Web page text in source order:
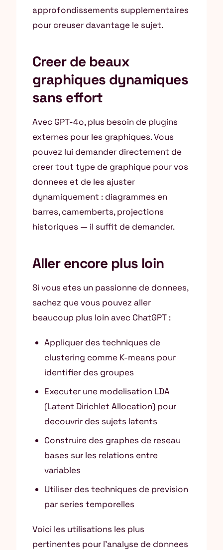
approfondissements supplementaires
pour creuser davantage le sujet.
Creer de beaux
graphiques dynamiques
sans effort
Avec GPT-4o, plus besoin de plugins
externes pour les graphiques. Vous
pouvez lui demander directement de
creer tout type de graphique pour vos
donnees et de les ajuster
dynamiquement : diagrammes en
barres, camemberts, projections
historiques — il suffit de demander.
Aller encore plus loin
Si vous etes un passionne de donnees,
sachez que vous pouvez aller
beaucoup plus loin avec ChatGPT :
Appliquer des techniques de
clustering comme K-means pour
identifier des groupes
Executer une modelisation LDA
(Latent Dirichlet Allocation) pour
decouvrir des sujets latents
Construire des graphes de reseau
bases sur les relations entre
variables
Utiliser des techniques de prevision
par series temporelles
Voici les utilisations les plus
pertinentes pour l’analyse de donnees